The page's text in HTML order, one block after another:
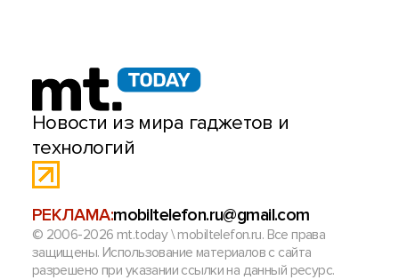
Новости из мира гаджетов и
технологий
РЕКЛАМА:mobiltelefon.ru@gmail.com
© 2006-2026 mt.today \ mobiltelefon.ru. Все права
защищены. Использование материалов с сайта
разрешено при указании ссылки на данный ресурс.